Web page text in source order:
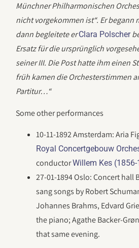
Münchner Philharmonischen
nicht vorgekommen ist“. Er begann
dann begleitete erClara Polscher
Ersatz für die ursprünglich
seiner III. Die Post hatte ihm einen
früh kamen die Orchesterstimmen
Partitur…“
Some other performances
10-11-1892 Amsterdam: Aria
Royal Concertgebouw
conductorWillem Kes
27-01-1894 Oslo: Concert hall
sang songs by Robert
Johannes Brahms, Edvard
the piano; Agathe Backer-
that same evening.